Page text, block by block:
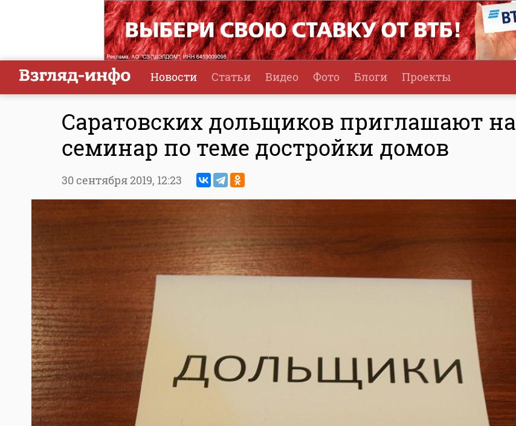
Новости Статьи Видео Фото Блоги Проекты
Саратовских дольщиков приглашают на
семинар по теме достройки домов
30 сентября 2019, 12:23